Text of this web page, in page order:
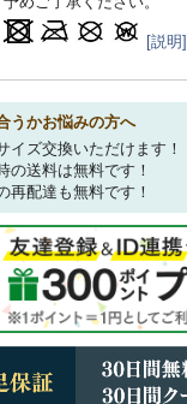
[説明]
うかお悩みの方へ
イズ交換いただけます！
の送料は無料です！
再配達も無料です！